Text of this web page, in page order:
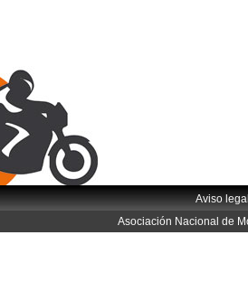
Aviso
Asociación Nacional de